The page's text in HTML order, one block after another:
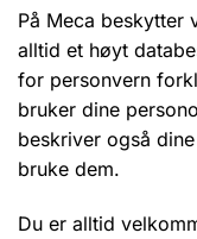
På Meca beskytter
alltid et høyt
for personvern
bruker dine
beskriver også
bruke dem.
Du er alltid